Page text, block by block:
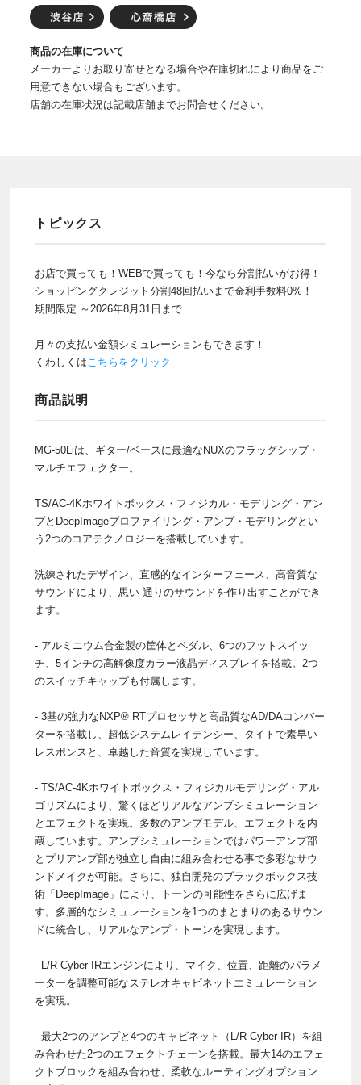
商品の在庫について
メーカーよりお取り寄せとなる場合や在庫切れにより商品をご
用意できない場合もございます。
店舗の在庫状況は記載店舗までお問合せください。
トピックス
お店で買っても！WEBで買っても！今なら分割払いがお得！
ショッピングクレジット分割48回払いまで金利手数料0%！
期間限定 ～2026年8月31日まで
月々の支払い金額シミュレーションもできます！
くわしくはこちらをクリック
商品説明
MG-50Liは、ギター/ベースに最適なNUXのフラッグシップ・
マルチエフェクター。
TS/AC-4Kホワイトボックス・フィジカル・モデリング・アン
プとDeepImageプロファイリング・アンプ・モデリングとい
う2つのコアテクノロジーを搭載しています。
洗練されたデザイン、直感的なインターフェース、高音質な
サウンドにより、思い 通りのサウンドを作り出すことができ
ます。
- アルミニウム合金製の筐体とペダル、6つのフットスイッ
チ、5インチの高解像度カラー液晶ディスプレイを搭載。2つ
のスイッチキャップも付属します。
- 3基の強力なNXP® RTプロセッサと高品質なAD/DAコンバー
ターを搭載し、超低システムレイテンシー、タイトで素早い
レスポンスと、卓越した音質を実現しています。
- TS/AC-4Kホワイトボックス・フィジカルモデリング・アル
ゴリズムにより、驚くほどリアルなアンプシミュレーション
とエフェクトを実現。多数のアンプモデル、エフェクトを内
蔵しています。アンプシミュレーションではパワーアンプ部
とプリアンプ部が独立し自由に組み合わせる事で多彩なサウ
ンドメイクが可能。さらに、独自開発のブラックボックス技
術「DeepImage」により、トーンの可能性をさらに広げま
す。多層的なシミュレーションを1つのまとまりのあるサウン
ドに統合し、リアルなアンプ・トーンを実現します。
- L/R Cyber IRエンジンにより、マイク、位置、距離のパラメ
ーターを調整可能なステレオキャビネットエミュレーション
を実現。
- 最大2つのアンプと4つのキャビネット（L/R Cyber IR）を組
み合わせた2つのエフェクトチェーンを搭載。最大14のエフェ
クトブロックを組み合わせ、柔軟なルーティングオプション